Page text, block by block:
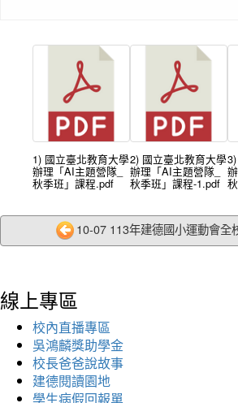
1) 國立臺北教育大學
辦理「AI主題營隊_
秋季班」課程.pdf
2) 國立臺北教育大學
辦理「AI主題營隊_
秋季班」課程-1.pdf
10-07 113年建德國小運動會全
線上專區
校內直播專區
吳鴻麟獎助學金
校長爸爸說故事
建德閱讀園地
學生病假回報單